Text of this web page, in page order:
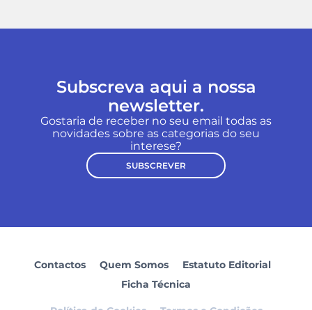
Subscreva aqui a nossa
newsletter.
Gostaria de receber no seu email todas as
novidades sobre as categorias do seu
interese?
SUBSCREVER
Contactos Quem Somos
Estatuto Editorial
Ficha Técnica